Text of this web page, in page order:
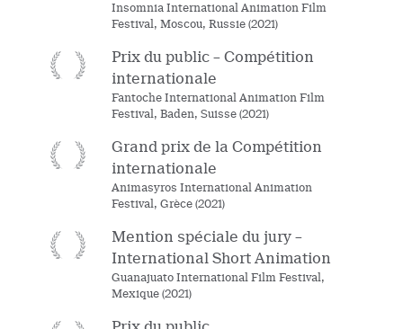
Insomnia International Animation Film
Festival, Moscou, Russie (2021)
Prix du public – Compétition
internationale
Fantoche International Animation Film
Festival, Baden, Suisse (2021)
Grand prix de la Compétition
internationale
Animasyros International Animation
Festival, Grèce (2021)
Mention spéciale du jury –
International Short Animation
Guanajuato International Film Festival,
Mexique (2021)